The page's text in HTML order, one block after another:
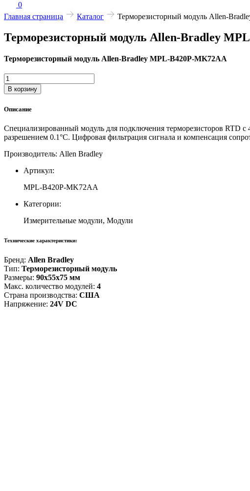
0
Главная страница
Каталог Терморезисторный модуль Allen-
Терморезисторный модуль Allen-Bradley
Терморезисторный модуль Allen-Bradley MPL-B420P-MK72AA
Количество
товара
Терморезисторный
Allen-
MPL-
B420P-
В корзину
Описание
Специализированный модуль для подключения терморезисторов RTD
разрешением 0.1°C. Цифровая фильтрация сигнала и компенсация
Производитель: Allen Bradley
Артикул:
MPL-B420P-MK72AA
Категории:
Измерительные модули, Модули
Технические характеристики:
Бренд: Allen Bradley
Тип: Терморезисторный модуль
Размеры: 90x55x75 мм
Макс. количество модулей: 4
Страна производства: США
Напряжение: 24V DC